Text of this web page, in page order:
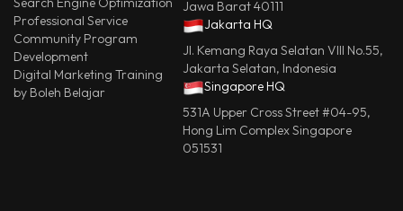
Professional Service
Community Program
Development
Digital Marketing Training
by Boleh Belajar
Jawa Barat 40111
Jakarta HQ
Jl. Kemang Raya Selatan VIII No.55,
Jakarta Selatan, Indonesia
Singapore HQ
531A Upper Cross Street #04-95,
Hong Lim Complex Singapore
051531